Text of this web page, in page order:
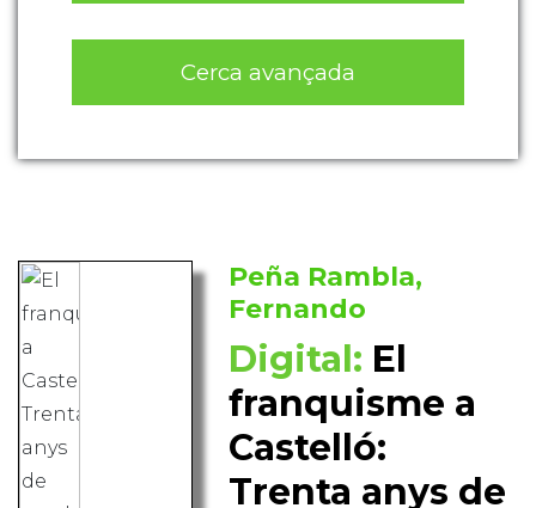
Cerca avançada
Peña Rambla,
Fernando
Digital: El
franquisme a
Castelló:
Trenta anys de